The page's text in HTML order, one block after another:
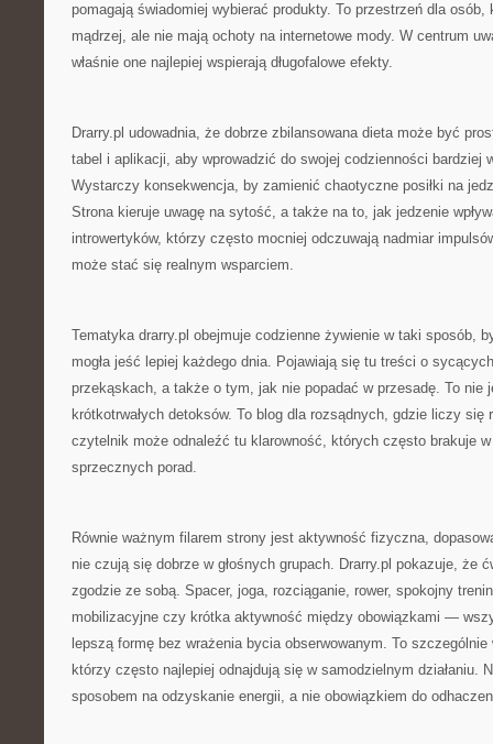
pomagają świadomiej wybierać produkty. To przestrzeń dla
mądrzej, ale nie mają ochoty na internetowe mody. W centrum
właśnie one najlepiej wspierają długofalowe efekty.
Drarry.pl udowadnia, że dobrze zbilansowana dieta może być
tabel i aplikacji, aby wprowadzić do swojej codzienności bardziej
Wystarczy konsekwencja, by zamienić chaotyczne posiłki na
Strona kieruje uwagę na sytość, a także na to, jak jedzenie
introwertyków, którzy często mocniej odczuwają nadmiar
może stać się realnym wsparciem.
Tematyka drarry.pl obejmuje codzienne żywienie w taki sposób,
mogła jeść lepiej każdego dnia. Pojawiają się tu treści o
przekąskach, a także o tym, jak nie popadać w przesadę. To nie
krótkotrwałych detoksów. To blog dla rozsądnych, gdzie liczy się
czytelnik może odnaleźć tu klarowność, których często brakuje w
sprzecznych porad.
Równie ważnym filarem strony jest aktywność fizyczna,
nie czują się dobrze w głośnych grupach. Drarry.pl pokazuje, że
zgodzie ze sobą. Spacer, joga, rozciąganie, rower, spokojny
mobilizacyjne czy krótka aktywność między obowiązkami —
lepszą formę bez wrażenia bycia obserwowanym. To
którzy często najlepiej odnajdują się w samodzielnym działaniu.
sposobem na odzyskanie energii, a nie obowiązkiem do